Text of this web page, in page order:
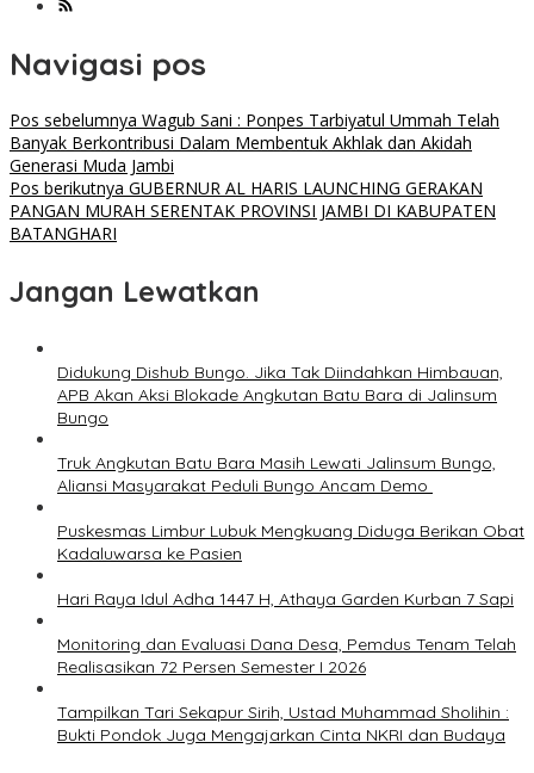
Navigasi pos
Pos sebelumnya Wagub Sani : Ponpes Tarbiyatul Ummah Telah
Banyak Berkontribusi Dalam Membentuk Akhlak dan Akidah
Generasi Muda Jambi
Pos berikutnya GUBERNUR AL HARIS LAUNCHING GERAKAN
PANGAN MURAH SERENTAK PROVINSI JAMBI DI KABUPATEN
BATANGHARI
Jangan Lewatkan
Didukung Dishub Bungo. Jika Tak Diindahkan Himbauan,
APB Akan Aksi Blokade Angkutan Batu Bara di Jalinsum
Bungo
Truk Angkutan Batu Bara Masih Lewati Jalinsum Bungo,
Aliansi Masyarakat Peduli Bungo Ancam Demo
Puskesmas Limbur Lubuk Mengkuang Diduga Berikan Obat
Kadaluwarsa ke Pasien
Hari Raya Idul Adha 1447 H, Athaya Garden Kurban 7 Sapi
Monitoring dan Evaluasi Dana Desa, Pemdus Tenam Telah
Realisasikan 72 Persen Semester I 2026
Tampilkan Tari Sekapur Sirih, Ustad Muhammad Sholihin :
Bukti Pondok Juga Mengajarkan Cinta NKRI dan Budaya